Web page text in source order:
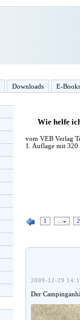
Downloads E-Books
Wie helfe
vom VEB Verlag
1. Auflage mit 320
1 …
2009-12-29
Der